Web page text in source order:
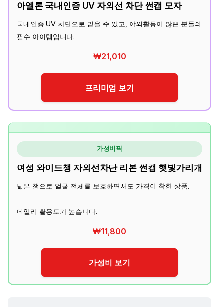
아엘론 국내인증 UV 자외선 차단 썬캡 모자
국내인증 UV 차단으로 믿을 수 있고, 야외활동이 많은 분들의
필수 아이템입니다.
₩21,010
프리미엄 보기
가성비픽
여성 와이드챙 자외선차단 리본 썬캡 햇빛가리개
넓은 챙으로 얼굴 전체를 보호하면서도 가격이 착한 상품.
데일리 활용도가 높습니다.
₩11,800
가성비 보기